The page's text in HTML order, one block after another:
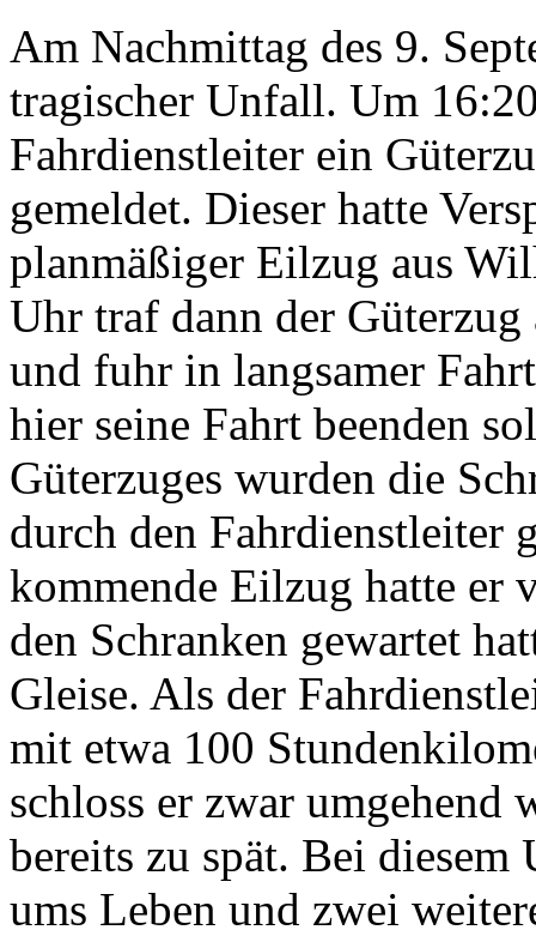
Am Nachmittag des 9.
tragischer Unfall. Um
Fahrdienstleiter ein
gemeldet. Dieser hatte
planmäßiger Eilzug aus
Uhr traf dann der
und fuhr in langsamer
hier seine Fahrt beenden
Güterzuges wurden die
durch den Fahrdienstleiter
kommende Eilzug hatte er
den Schranken gewartet
Gleise. Als der
mit etwa 100
schloss er zwar umgehend
bereits zu spät. Bei
ums Leben und zwei